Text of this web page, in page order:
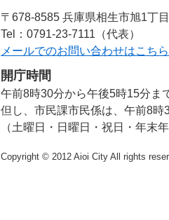
〒678-8585 兵庫県相生市旭1丁
Tel：0791-23-7111（代表）
メールでのお問い合わせはこちら
開庁時間
午前8時30分から午後5時15分ま
但し、市民課市民係は、午前8時
（土曜日・日曜日・祝日・年末
Copyright © 2012 Aioi City All rights